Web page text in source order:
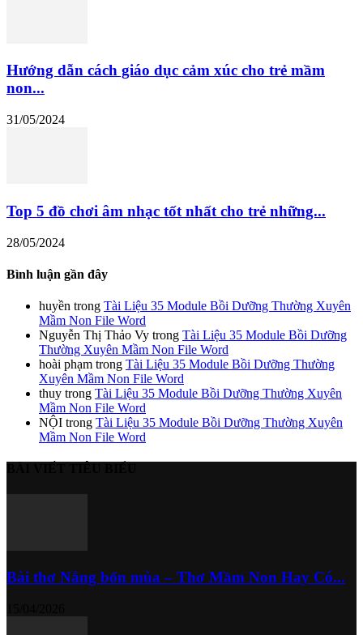
Hướng dẫn cách giáo dục cảm xúc cho trẻ mầm
non...
31/05/2024
Top 5 đồ chơi âm nhạc tốt nhất cho trẻ những...
28/05/2024
Bình luận gần đây
huyền trong Tài Liệu 35 Module Bồi Dưỡng Thường Xuyên
Mầm Non File Word
Nguyễn Thị Thảo Vy trong Tài Liệu 35 Module Bồi Dưỡng
Thường Xuyên Mầm Non File Word
hoài phạm trong Tài Liệu 35 Module Bồi Dưỡng Thường
Xuyên Mầm Non File Word
thuy trong Tài Liệu 35 Module Bồi Dưỡng Thường Xuyên
Mầm Non File Word
NỘI trong Tài Liệu 35 Module Bồi Dưỡng Thường Xuyên
Mầm Non File Word
Bài thơ Nắng bốn mùa – Thơ Mầm Non Hay Có...